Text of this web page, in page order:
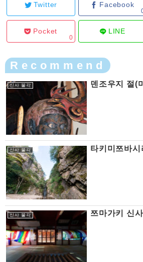
Twitter Facebook
Pocket
0
LINE
Recommend
신사 불각 덴조우지 절(
신사 불각 타키미쯔바시
신사 불각 쯔마가키 신사